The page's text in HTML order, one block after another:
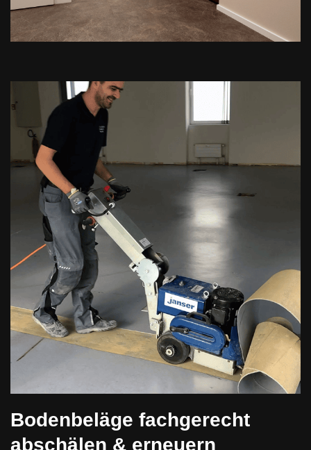
Bodenbeläge fachgerecht
abschälen & erneuern